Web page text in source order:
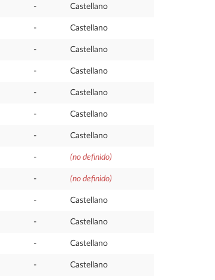
- Castellano
- Castellano
- Castellano
- Castellano
- Castellano
- Castellano
- Castellano
- (no definido)
- (no definido)
- Castellano
- Castellano
- Castellano
- Castellano